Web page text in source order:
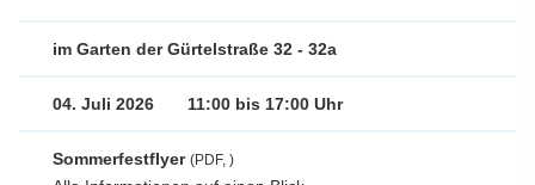
im Garten der Gürtelstraße 32 - 32a
04. Juli 2026 11:00 bis 17:00 Uhr
Sommerfestflyer (PDF, )